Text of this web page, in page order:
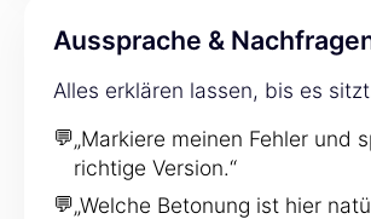
Aussprache &
Alles erklären lassen, bis es
💬„Markiere meinen Fehler und
richtige Version.“
💬„Welche Betonung ist hier